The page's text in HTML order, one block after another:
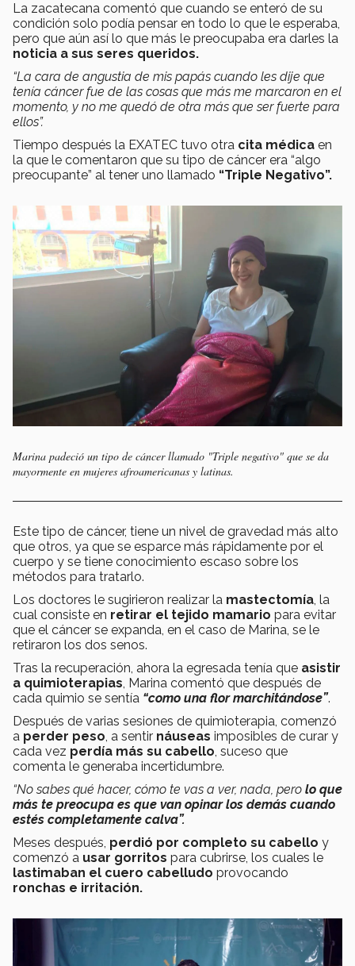
La zacatecana comentó que cuando se enteró de su
condición solo podía pensar en todo lo que le esperaba,
pero que aún así lo que más le preocupaba era darles la
noticia a sus seres queridos.
“La cara de angustia de mis papás cuando les dije que
tenía cáncer fue de las cosas que más me marcaron en el
momento, y no me quedó de otra más que ser fuerte para
ellos”.
Tiempo después la EXATEC tuvo otra cita médica en
la que le comentaron que su tipo de cáncer era “algo
preocupante” al tener uno llamado “Triple Negativo”.
Marina padeció un tipo de cáncer llamado "Triple negativo" que se da
mayormente en mujeres afroamericanas y latinas.
Este tipo de cáncer, tiene un nivel de gravedad más alto
que otros, ya que se esparce más rápidamente por el
cuerpo y se tiene conocimiento escaso sobre los
métodos para tratarlo.
Los doctores le sugirieron realizar la mastectomía , la
cual consiste en retirar el tejido mamario para evitar
que el cáncer se expanda, en el caso de Marina, se le
retiraron los dos senos.
Tras la recuperación, ahora la egresada tenía que asistir
a quimioterapias , Marina comentó que después de
cada quimio se sentía “como una flor marchitándose”.
Después de varias sesiones de quimioterapia, comenzó
a perder peso , a sentir náuseas imposibles de curar y
cada vez perdía más su cabello , suceso que
comenta le generaba incertidumbre.
“No sabes qué hacer, cómo te vas a ver, nada, pero lo que
más te preocupa es que van opinar los demás cuando
estés completamente calva”.
Meses después, perdió por completo su cabello y
comenzó a usar gorritos para cubrirse, los cuales le
lastimaban el cuero cabelludo provocando
ronchas e irritación.